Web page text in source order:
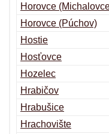
Horovce
Horovce (Púchov)
Hostie
Hosťovce
Hozelec
Hrabičov
Hrabušice
Hrachovište